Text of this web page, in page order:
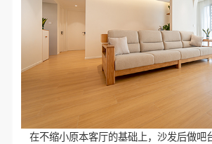
在不缩小原本客厅的基础上，沙发后做吧